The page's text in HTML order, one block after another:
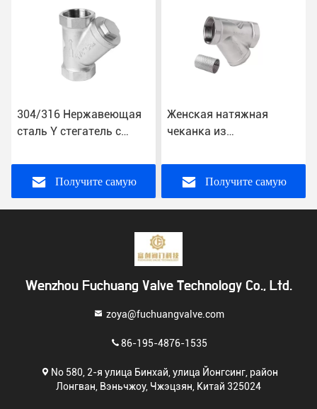
304/316 Нержавеющая
сталь Y стегатель с
водяной клапан полная
конструкция отверстия
Получите самую
Женская натяжная
чеканка из
типа с конечным
соединением
NPT/BSPP/BSPT
Получите самую
Wenzhou Fuchuang Valve Technology Co., Ltd.
zoya@fuchuangvalve.com
86-195-4876-1535
No 580, 2-я улица Бинхай, улица Йонгсинг, район
Лонгван, Вэньчжоу, Чжэцзян, Китай 325024